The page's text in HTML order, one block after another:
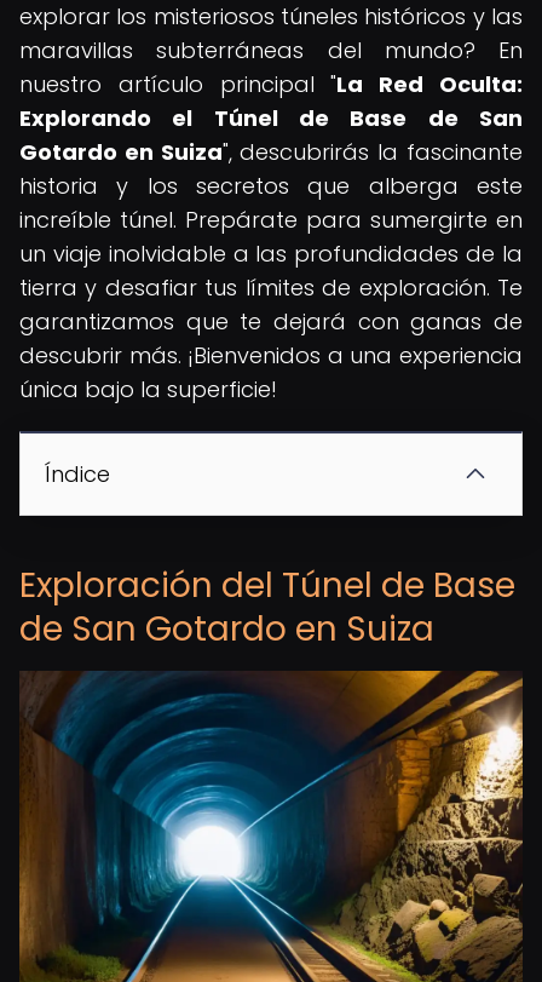
explorar los misteriosos túneles históricos y las
maravillas subterráneas del mundo? En
nuestro artículo principal "La Red Oculta:
Explorando el Túnel de Base de San
Gotardo en Suiza", descubrirás la fascinante
historia y los secretos que alberga este
increíble túnel. Prepárate para sumergirte en
un viaje inolvidable a las profundidades de la
tierra y desafiar tus límites de exploración. Te
garantizamos que te dejará con ganas de
descubrir más. ¡Bienvenidos a una experiencia
única bajo la superficie!
Índice
Exploración del Túnel de Base
de San Gotardo en Suiza